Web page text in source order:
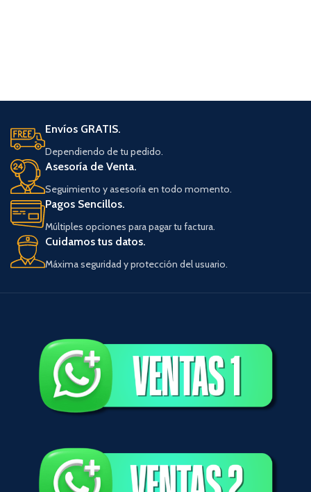
Envíos GRATIS.
Dependiendo de tu pedido.
Asesoría de Venta.
Seguimiento y asesoría en todo momento.
Pagos Sencillos.
Múltiples opciones para pagar tu factura.
Cuidamos tus datos.
Máxima seguridad y protección del usuario.